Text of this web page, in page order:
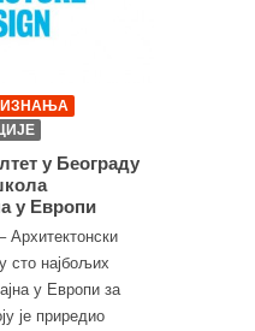
у Београду
у Европи
Архитектонски
сто најбољих
у Европи за
је приредио